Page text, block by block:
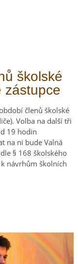
školské
zástupce
členů školské
Volba na další tři
19 hodin
na ni bude Valná
§ 168 školského
návrhům školních